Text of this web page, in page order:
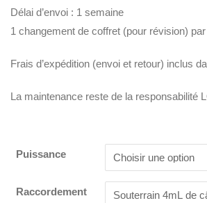
Délai d’envoi : 1 semaine
1 changement de coffret (pour révision)
Frais d’expédition (envoi et retour) inclus
La maintenance reste de la responsabilité
Puissance
Raccordement